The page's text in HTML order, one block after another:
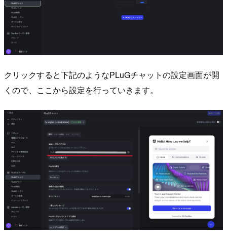
クリックすると下記のようなPLuGチャットの設定画面が開
くので、ここから設定を行っていきます。